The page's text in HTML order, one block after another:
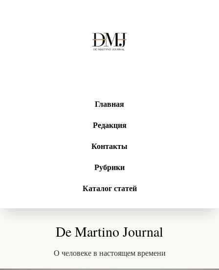
Главная
Редакция
Контакты
Рубрики
Каталог статей
De Martino Journal
О человеке в настоящем времени